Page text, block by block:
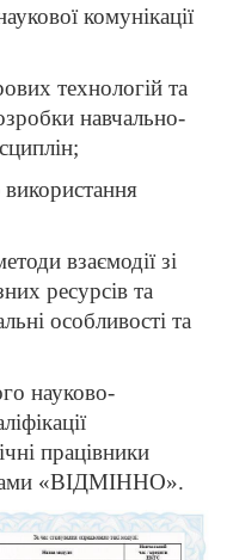
комунікації
технологій та
навчально-
взаємодії зі
ресурсів та
особливості та
науково-
працівники
«ВІДМІННО».